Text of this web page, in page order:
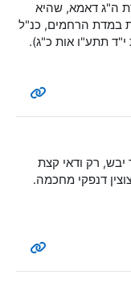
ה"ג דאמא, שהיא
במדת הרחמים, כנ"ל
י"ד תתע"ו אות כ"ג).
רק ודאי קצת
דנפקי מחכמה.